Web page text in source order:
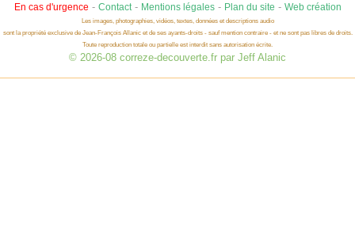
En cas d'urgence - Contact- Mentions légales- Plan du site - Web création
Les images, photographies, vidéos, textes, données et descriptions audio
sont la propriété exclusive de Jean-François Allanic et de ses ayants-droits - sauf mention contraire - et ne sont pas libres de droits.
Toute reproduction totale ou partielle est interdit sans autorisation écrite.
© 2026-08 correze-decouverte.fr par Jeff Alanic